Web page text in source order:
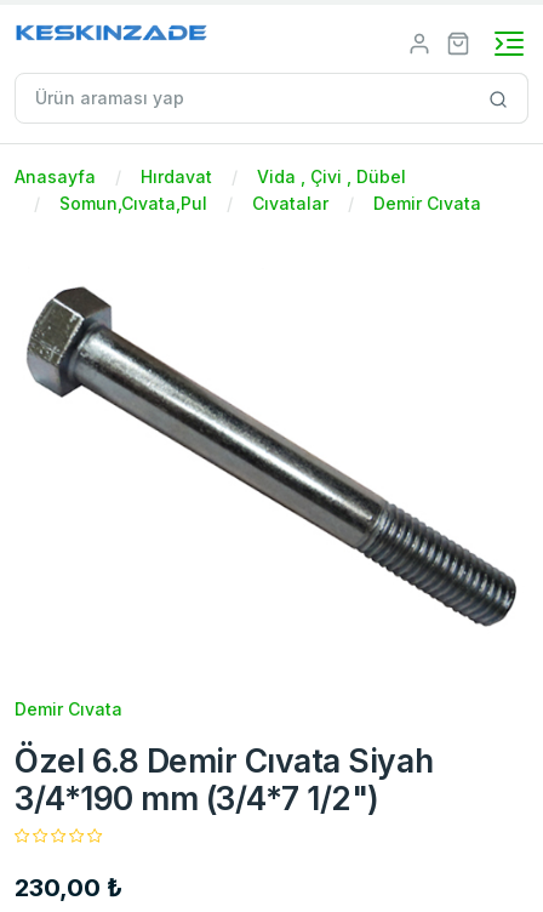
Anasayfa Hırdavat
Vida , Çivi , Dübel
Somun,Cıvata,Pul
Cıvatalar Demir Cıvata
Demir Cıvata
Özel 6.8 Demir Cıvata Siyah
3/4*190 mm (3/4*7 1/2")
230,00 ₺